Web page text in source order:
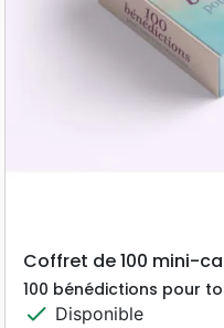
Coffret de 100 mini-
100 bénédictions pour
check Disponible